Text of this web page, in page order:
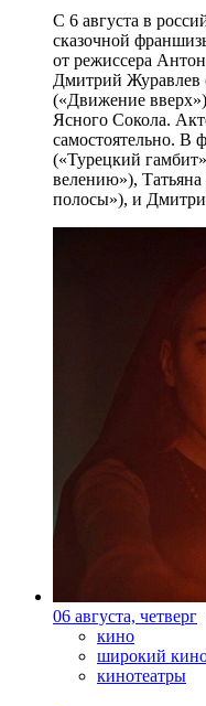
С 6 августа в
сказочной
от режиссера
Дмитрий Журавлев
(«Движение
Ясного Сокола.
самостоятельно. В
(«Турецкий
велению»),
полосы»), и
06 августа, четверг
кино
широкий
кинотеатры